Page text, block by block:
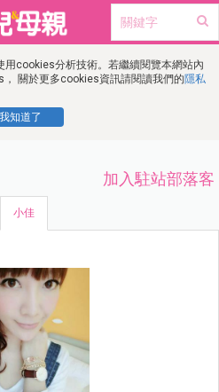
用cookies分析技術。若繼續閱覽本網站內
關於更多cookies資訊請閱讀我們的隱私
我知道了
加入駐站部落客
小佳